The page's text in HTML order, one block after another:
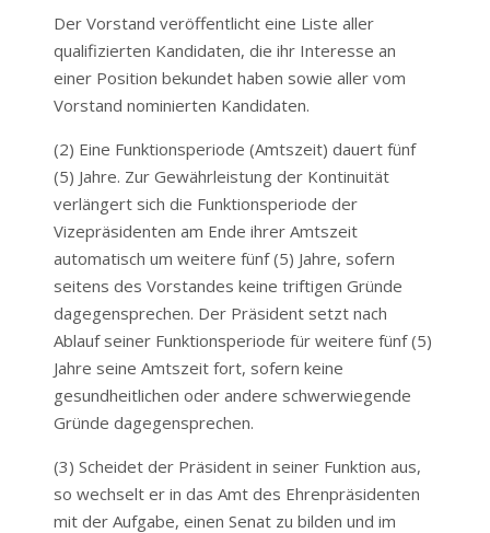
Der Vorstand veröffentlicht eine Liste aller
qualifizierten Kandidaten, die ihr Interesse an
einer Position bekundet haben sowie aller vom
Vorstand nominierten Kandidaten.
(2) Eine Funktionsperiode (Amtszeit) dauert fünf
(5) Jahre. Zur Gewährleistung der Kontinuität
verlängert sich die Funktionsperiode der
Vizepräsidenten am Ende ihrer Amtszeit
automatisch um weitere fünf (5) Jahre, sofern
seitens des Vorstandes keine triftigen Gründe
dagegensprechen. Der Präsident setzt nach
Ablauf seiner Funktionsperiode für weitere fünf (5)
Jahre seine Amtszeit fort, sofern keine
gesundheitlichen oder andere schwerwiegende
Gründe dagegensprechen.
(3) Scheidet der Präsident in seiner Funktion aus,
so wechselt er in das Amt des Ehrenpräsidenten
mit der Aufgabe, einen Senat zu bilden und im